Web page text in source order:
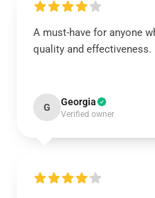
A must-have for anyone
quality and effectiveness.
G Georgia
Verified owner